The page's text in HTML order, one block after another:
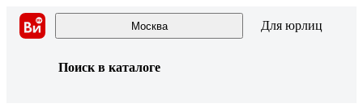
Москва Для юрлиц
Поиск в каталоге